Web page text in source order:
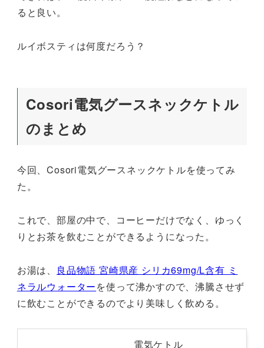
ると良い。
ルイボスティは何度だろう？
Cosori電気グースネックケトル
のまとめ
今回、Cosori電気グースネックケトルを使ってみ
た。
これで、部屋の中で、コーヒーだけでなく、ゆっく
りとお茶を飲むことができるようになった。
お湯は、 良品物語 宮崎県産 シリカ69mg/L含有 ミ
ネラルウォーターを使って沸かすので、沸騰させず
に飲むことができるのでより美味しく飲める。
電気ケトル